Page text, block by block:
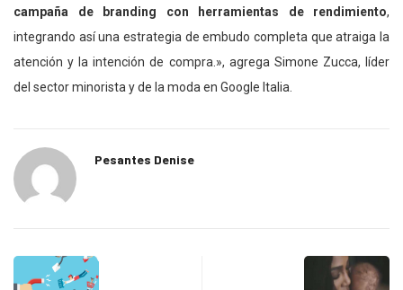
campaña de branding con herramientas de rendimiento,
integrando así una estrategia de embudo completa que atraiga la
atención y la intención de compra.», agrega Simone Zucca, líder
del sector minorista y de la moda en Google Italia.
Pesantes Denise